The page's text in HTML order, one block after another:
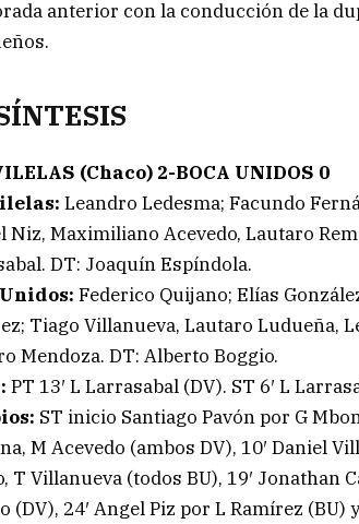
anterior con la conducción de la
(Chaco) 2-BOCA UNIDOS 0
Leandro Ledesma; Facundo
Niz, Maximiliano Acevedo, Lautaro
DT: Joaquín Espíndola.
Federico Quijano; Elías
Tiago Villanueva, Lautaro Ludueña,
Mendoza. DT: Alberto Boggio.
PT 13′ L Larrasabal (DV). ST 6′ L
ST inicio Santiago Pavón por G
M Acevedo (ambos DV), 10′ Daniel
T Villanueva (todos BU), 19′ Jonathan
(DV), 24′ Angel Piz por L Ramírez (BU)